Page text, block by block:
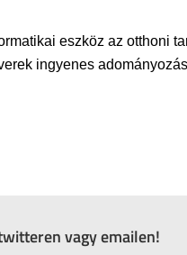
eszköz az otthoni
ingyenes
vagy emailen!